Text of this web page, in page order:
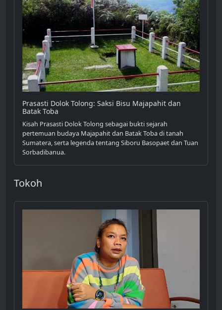
Prasasti Dolok Tolong: Saksi Bisu Majapahit dan
Batak Toba
Kisah Prasasti Dolok Tolong sebagai bukti sejarah
pertemuan budaya Majapahit dan Batak Toba di tanah
Sumatera, serta legenda tentang Siboru Basopaet dan Tuan
Sorbadibanua.
Tokoh